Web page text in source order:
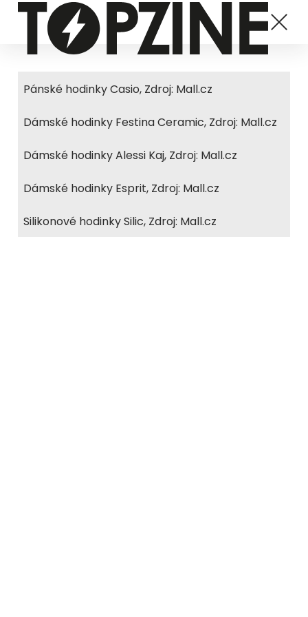
Pánské hodinky Casio, Zdroj: Mall.cz
Dámské hodinky Festina Ceramic, Zdroj: Mall.cz
Dámské hodinky Alessi Kaj, Zdroj: Mall.cz
Dámské hodinky Esprit, Zdroj: Mall.cz
Silikonové hodinky Silic, Zdroj: Mall.cz